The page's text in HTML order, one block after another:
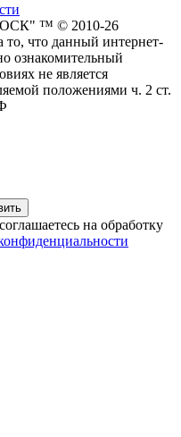
™ © 2010-26
что данный интернет-
ознакомительный
не является
положениями ч. 2 ст.
на обработку